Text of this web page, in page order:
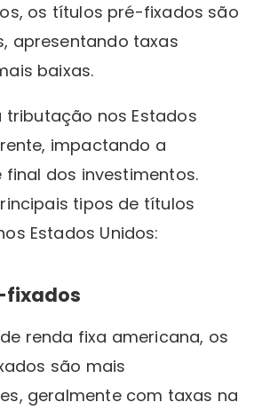
os títulos pré-fixados são
apresentando taxas
baixas.
tributação nos Estados
impactando a
dos investimentos.
tipos de títulos
Estados Unidos:
fixados
renda fixa americana, os
são mais
geralmente com taxas na